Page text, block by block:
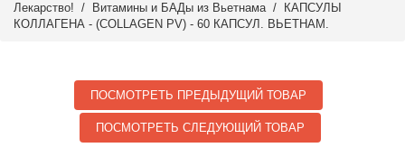
Лекарство! / Витамины и БАДы из Вьетнама/ КАПСУЛЫ
КОЛЛАГЕНА - (COLLAGEN PV) - 60 КАПСУЛ. ВЬЕТНАМ.
ПОСМОТРЕТЬ ПРЕДЫДУЩИЙ ТОВАР
ПОСМОТРЕТЬ СЛЕДУЮЩИЙ ТОВАР